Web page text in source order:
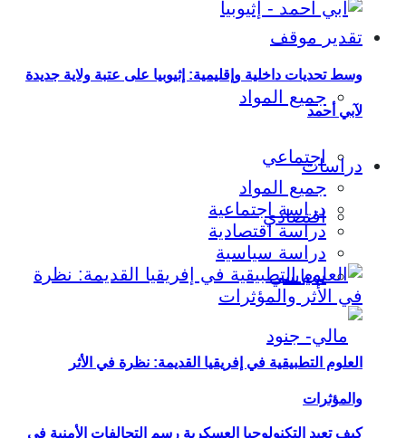
تقدير موقف
جميع المواد
اجتماعي
اقتصادي
سياسي
كيف تعيد التكنولوجيا العسكرية رسم التحالفات الأمنية في
وسط تحديات داخلية وإقليمية: إثيوبيا على عتبة ولاية جديدة
لآبي أحمد
دراسات
جميع المواد
دراسة اجتماعية
دراسة اقتصادية
دراسة سياسية
العلوم التطبيقية في إفريقيا القديمة: نظرة في الأثر
والمؤثرات